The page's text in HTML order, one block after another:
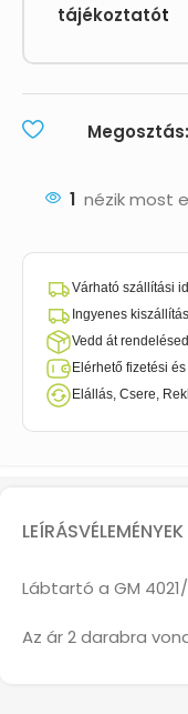
tájékoztatót
Megosztás:
1 nézik most
Várható szállítási
Ingyenes
Vedd át
Elérhető fizetési
Elállás, Csere,
LEÍRÁS
Lábtartó a GM
Az ár 2 darabra